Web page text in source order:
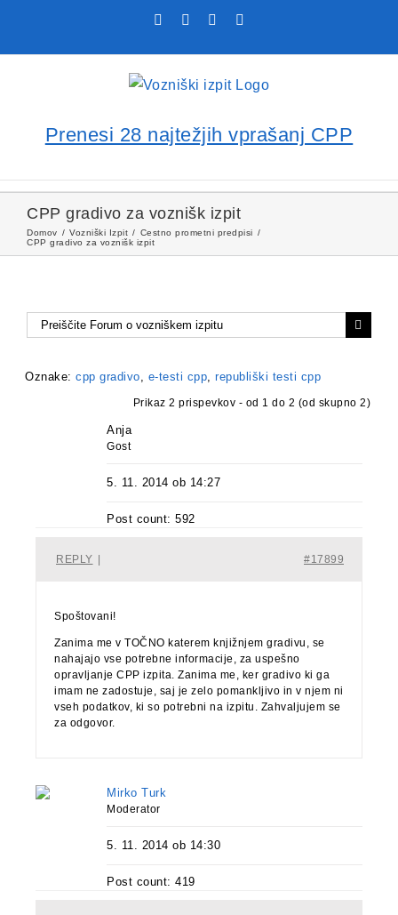
FacebookYouTube
Rss
Prenesi 28 najtežjih vprašanj CPP
CPP gradivo za voznišk izpit
Domov Vozniški Izpit
Cestno prometni predpisi
CPP gradivo za voznišk izpit
Oznake: cpp gradivo, e-testi cpp, republiški testi cpp
Prikaz 2 prispevkov - od 1 do 2 (od skupno 2)
Anja
Gost
5. 11. 2014 ob 14:27
Post count: 592
#17899
REPLY
Spoštovani!
Zanima me v TOČNO katerem knjižnjem gradivu, se
nahajajo vse potrebne informacije, za uspešno
opravljanje CPP izpita. Zanima me, ker gradivo ki ga
imam ne zadostuje, saj je zelo pomankljivo in v njem ni
vseh podatkov, ki so potrebni na izpitu. Zahvaljujem se
za odgovor.
Mirko Turk
Moderator
5. 11. 2014 ob 14:30
Post count: 419